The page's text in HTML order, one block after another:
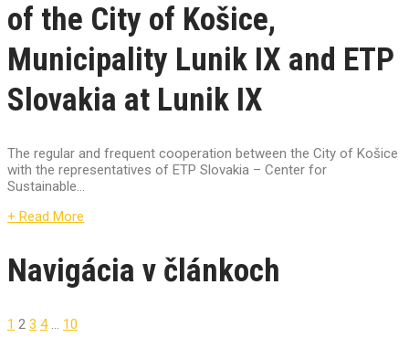
of the City of Košice,
Municipality Lunik IX and ETP
Slovakia at Lunik IX
The regular and frequent cooperation between the City of Košice
with the representatives of ETP Slovakia – Center for
Sustainable...
+ Read More
Navigácia v článkoch
1 2 3 4 10